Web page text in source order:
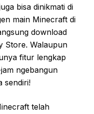
bisa dinikmati di
main Minecraft di
download
Store. Walaupun
fitur lengkap
ngebangun
sendiri!
telah